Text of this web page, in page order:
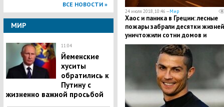
ВСЕ НОВОСТИ »
МИР
11:04
Йеменские
хуситы
обратились к
Путину с
жизненно важной просьбой
24 июля 2018, 10:46 —Мир
Хаос и паника в Греции: лесные
пожары забрали десятки
уничтожили сотни домов и
автомобилей